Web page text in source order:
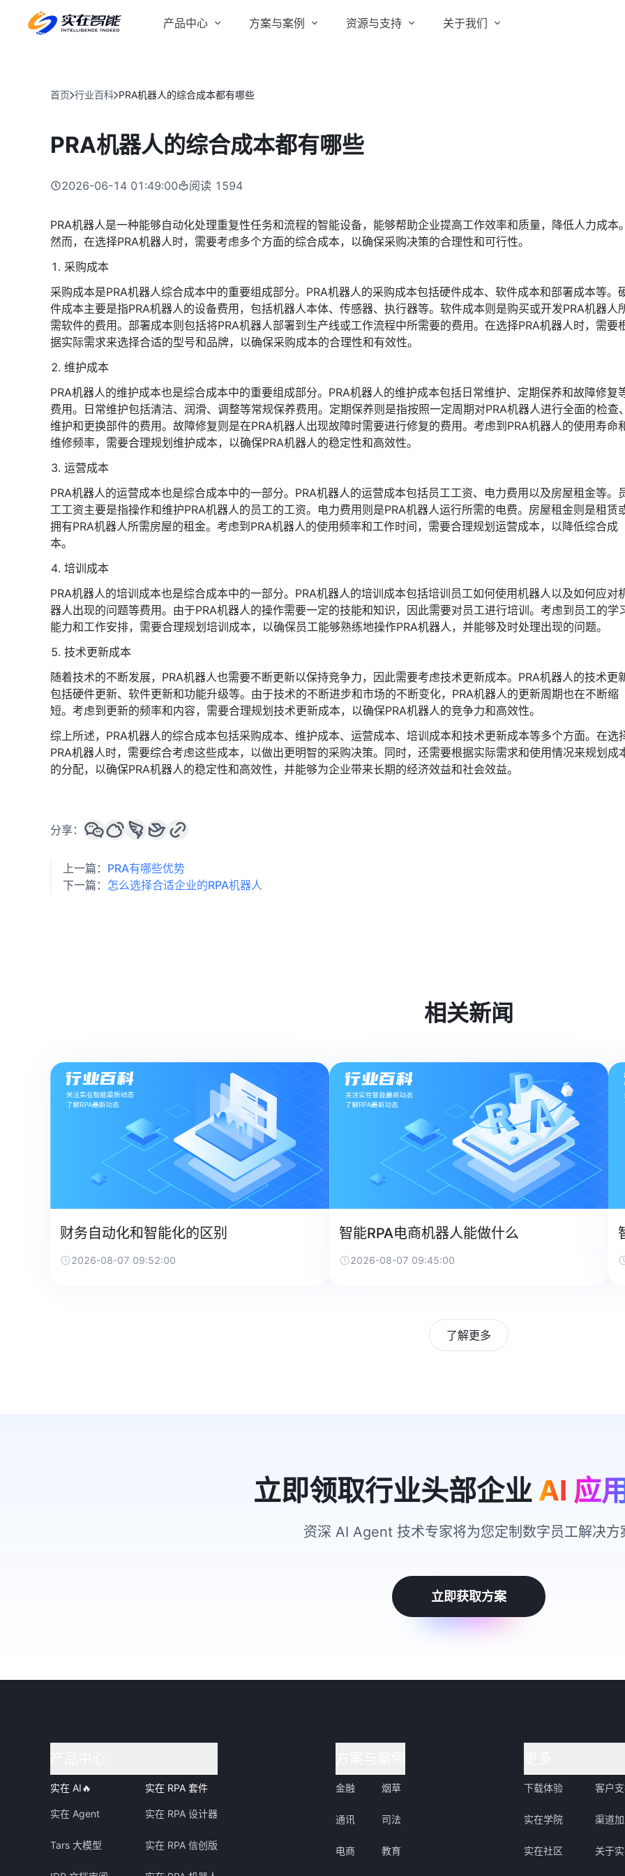
产品中心
实在 Agent
Tars 大模型
自研大模型赋能全系产品
IDP 文档审阅
智能文档审阅平台
实在 RPA 机器人
可靠的机器人终端
实在信创 RPA
全面支持国产信创生态
方案与案例
跨境电商
资源与支持
合作伙伴
关于我们
首页 行业百科 PRA机器人的综合成本都有哪些
PRA机器人的综合成本都有哪些
2026-06-14 01:49:00 阅读 1594
PRA机器人是一种能够自动化处理重复性任务和流程的智能设备，能够帮助企业提高工作效率和质量，降低人力成本。
然而，在选择PRA机器人时，需要考虑多个方面的综合成本，以确保采购决策的合理性和可行性。
采购成本
采购成本是PRA机器人综合成本中的重要组成部分。PRA机器人的采购成本包括硬件成本、软件成本和部署成本等。
件成本主要是指PRA机器人的设备费用，包括机器人本体、传感器、执行器等。软件成本则是购买或开发PRA机器人
需软件的费用。部署成本则包括将PRA机器人部署到生产线或工作流程中所需要的费用。在选择PRA机器人时，需要
据实际需求来选择合适的型号和品牌，以确保采购成本的合理性和有效性。
维护成本
PRA机器人的维护成本也是综合成本中的重要组成部分。PRA机器人的维护成本包括日常维护、定期保养和故障修复
费用。日常维护包括清洁、润滑、调整等常规保养费用。定期保养则是指按照一定周期对PRA机器人进行全面的检查、
维护和更换部件的费用。故障修复则是在PRA机器人出现故障时需要进行修复的费用。考虑到PRA机器人的使用寿命
维修频率，需要合理规划维护成本，以确保PRA机器人的稳定性和高效性。
运营成本
PRA机器人的运营成本也是综合成本中的一部分。PRA机器人的运营成本包括员工工资、电力费用以及房屋租金等。
工工资主要是指操作和维护PRA机器人的员工的工资。电力费用则是PRA机器人运行所需的电费。房屋租金则是租赁
拥有PRA机器人所需房屋的租金。考虑到PRA机器人的使用频率和工作时间，需要合理规划运营成本，以降低综合成
本。
培训成本
PRA机器人的培训成本也是综合成本中的一部分。PRA机器人的培训成本包括培训员工如何使用机器人以及如何应对
器人出现的问题等费用。由于PRA机器人的操作需要一定的技能和知识，因此需要对员工进行培训。考虑到员工的学
能力和工作安排，需要合理规划培训成本，以确保员工能够熟练地操作PRA机器人，并能够及时处理出现的问题。
技术更新成本
随着技术的不断发展，PRA机器人也需要不断更新以保持竞争力，因此需要考虑技术更新成本。PRA机器人的技术更
包括硬件更新、软件更新和功能升级等。由于技术的不断进步和市场的不断变化，PRA机器人的更新周期也在不断缩
短。考虑到更新的频率和内容，需要合理规划技术更新成本，以确保PRA机器人的竞争力和高效性。
综上所述，PRA机器人的综合成本包括采购成本、维护成本、运营成本、培训成本和技术更新成本等多个方面。在选
PRA机器人时，需要综合考虑这些成本，以做出更明智的采购决策。同时，还需要根据实际需求和使用情况来规划成
的分配，以确保PRA机器人的稳定性和高效性，并能够为企业带来长期的经济效益和社会效益。
分享：
上一篇： PRA有哪些优势
下一篇： 怎么选择合适企业的RPA机器人
相关新闻
财务自动化和智能化的区别
2026-08-07 09:52:00
智能RPA电商机器人能做什么
2026-08-07 09:45:00
了解更多
立即领取行业头部企业 AI 应
资深 AI Agent 技术专家将为您定制数字员工解决方
立即获取方案
实在 AI🔥
实在 Agent
Tars 大模型
实在 RPA 套件
实在 RPA 设计器
实在 RPA 信创版
金融
通讯
电商
烟草
司法
教育
下载体验
实在学院
实在社区
客户
渠道
关于